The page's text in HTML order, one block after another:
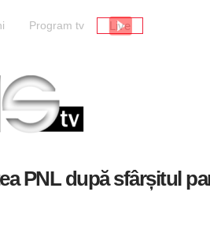
Program tv Live
PNL după sfârșitul